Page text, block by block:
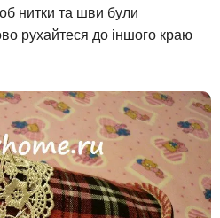
нитки та шви були
рухайтеся до іншого краю